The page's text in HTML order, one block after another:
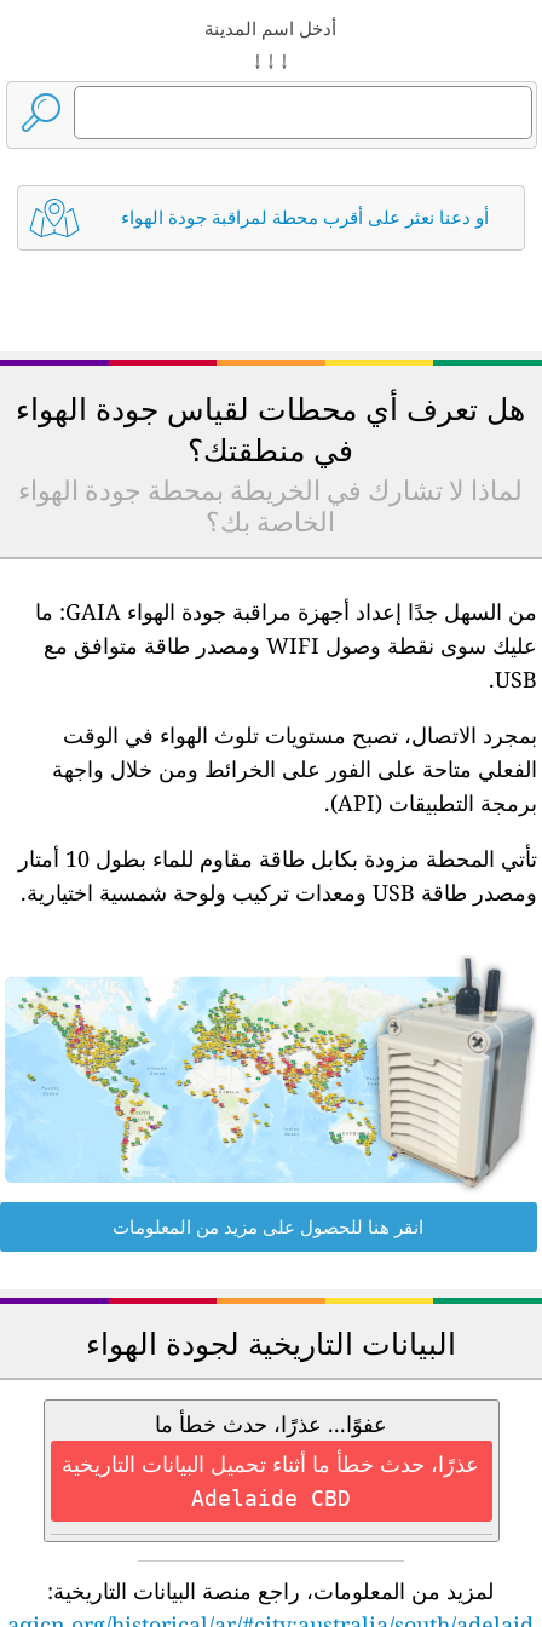
أدخل اسم المدينة
↓ ↓ ↓
أو دعنا نعثر على أقرب محطة لمراقبة جودة الهواء
هل تعرف أي محطات لقياس جودة الهواء
في منطقتك؟
لماذا لا تشارك في الخريطة بمحطة جودة الهواء
الخاصة بك؟
من السهل جدًا إعداد أجهزة مراقبة جودة الهواء GAIA: ما
عليك سوى نقطة وصول WIFI ومصدر طاقة متوافق مع
USB.
بمجرد الاتصال، تصبح مستويات تلوث الهواء في الوقت
الفعلي متاحة على الفور على الخرائط ومن خلال واجهة
برمجة التطبيقات (API).
تأتي المحطة مزودة بكابل طاقة مقاوم للماء بطول 10 أمتار
ومصدر طاقة USB ومعدات تركيب ولوحة شمسية اختيارية.
انقر هنا للحصول على مزيد من المعلومات
البيانات التاريخية لجودة الهواء
عفوًا... عذرًا، حدث خطأ ما
عذرًا، حدث خطأ ما أثناء تحميل البيانات التاريخية
Adelaide CBD
لمزيد من المعلومات، راجع منصة البيانات التاريخية: